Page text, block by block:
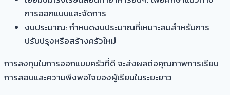
การออกแบบและจัดการ
งบประมาณ: กำหนดงบประมาณที่เหมาะสมสำหรับการ
ปรับปรุงหรือสร้างครัวใหม่
การลงทุนในการออกแบบครัวที่ดี จะส่งผลต่อคุณภาพการเรียน
การสอนและความพึงพอใจของผู้เรียนในระยะยาว